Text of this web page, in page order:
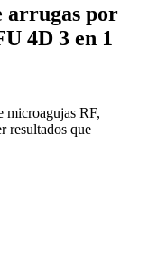
arrugas por
4D 3 en 1
RF,
resultados que